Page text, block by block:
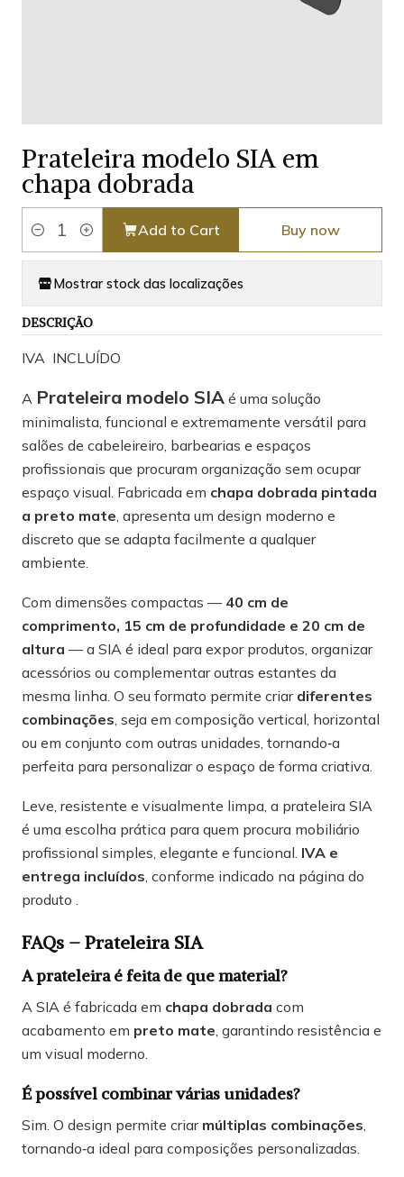
Prateleira modelo SIA em
chapa dobrada
Quantity
Add to Cart Buy now
Mostrar stock das localizações
DESCRIÇÃO
IVA INCLUÍDO
A Prateleira modelo SIA é uma solução
minimalista, funcional e extremamente versátil para
salões de cabeleireiro, barbearias e espaços
profissionais que procuram organização sem ocupar
espaço visual. Fabricada em chapa dobrada pintada
a preto mate, apresenta um design moderno e
discreto que se adapta facilmente a qualquer
ambiente.
Com dimensões compactas — 40 cm de
comprimento, 15 cm de profundidade e 20 cm de
altura — a SIA é ideal para expor produtos, organizar
acessórios ou complementar outras estantes da
mesma linha. O seu formato permite criar diferentes
combinações, seja em composição vertical, horizontal
ou em conjunto com outras unidades, tornando‑a
perfeita para personalizar o espaço de forma criativa.
Leve, resistente e visualmente limpa, a prateleira SIA
é uma escolha prática para quem procura mobiliário
profissional simples, elegante e funcional. IVA e
entrega incluídos, conforme indicado na página do
produto .
FAQs – Prateleira SIA
A prateleira é feita de que material?
A SIA é fabricada em chapa dobrada com
acabamento em preto mate, garantindo resistência e
um visual moderno.
É possível combinar várias unidades?
Sim. O design permite criar múltiplas combinações,
tornando‑a ideal para composições personalizadas.